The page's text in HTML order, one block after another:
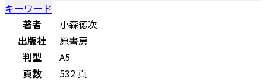
キーワード
著者
小森徳次
出版社
原書房
判型
A5
頁数
532 頁